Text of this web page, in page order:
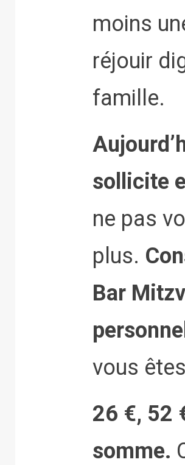
moins
réjouir
famille.
sollicite
ne pas
plus.
Bar
vous
26 €, 52
somme.